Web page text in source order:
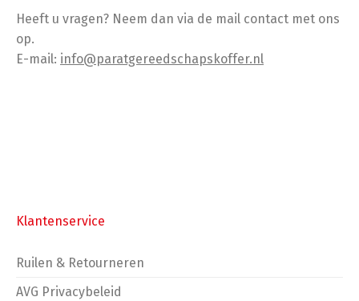
Heeft u vragen? Neem dan via de mail contact met ons
op.
E-mail: info@paratgereedschapskoffer.nl
Klantenservice
Ruilen & Retourneren
AVG Privacybeleid